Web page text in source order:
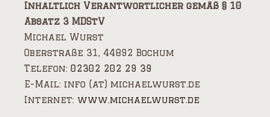
Inhaltlich Verantwortlicher gemäß § 10
Absatz 3 MDStV
Michael Wurst
Oberstraße 31, 44892 Bochum
Telefon: 02302 202 29 39
E-Mail: info (at) michaelwurst.de
Internet: www.michaelwurst.de